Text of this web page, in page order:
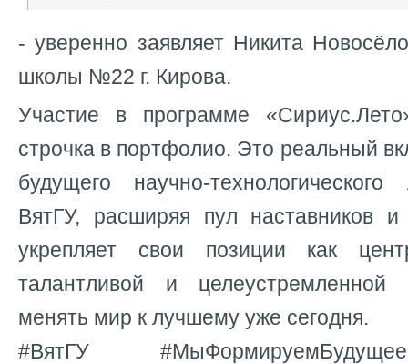
- уверенно заявляет Никита
школы №22 г. Кирова.
Участие в программе
строчка в портфолио. Это реальный
будущего научно-
ВятГУ, расширяя пул наставников и
укрепляет свои позиции как
талантливой и целеустремленной
менять мир к лучшему уже сегодня.
#ВятГУ